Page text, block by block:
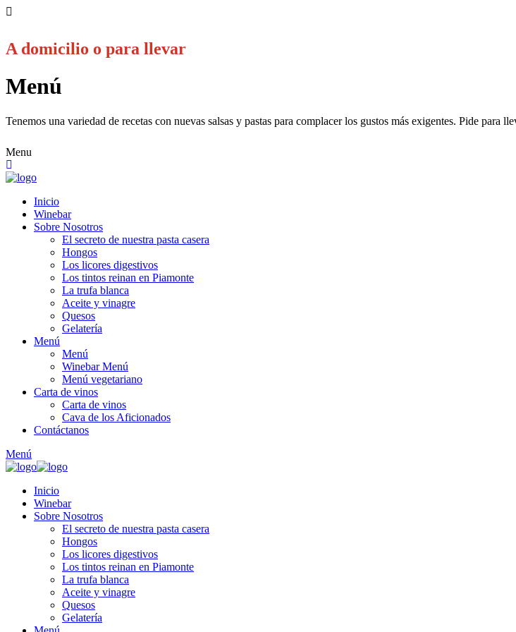
A domicilio o para llevar
Menú
Tenemos una variedad de recetas con nuevas salsas y pastas para complacer los gustos más exigentes. Pide
Menu
Inicio
Winebar
Sobre Nosotros
El secreto de nuestra pasta casera
Hongos
Los licores digestivos
Los tintos reinan en Piamonte
La trufa blanca
Aceite y vinagre
Quesos
Gelatería
Menú
Menú
Winebar Menú
Menú vegetariano
Carta de vinos
Carta de vinos
Cava de los Aficionados
Contáctanos
Menú
Inicio
Winebar
Sobre Nosotros
El secreto de nuestra pasta casera
Hongos
Los licores digestivos
Los tintos reinan en Piamonte
La trufa blanca
Aceite y vinagre
Quesos
Gelatería